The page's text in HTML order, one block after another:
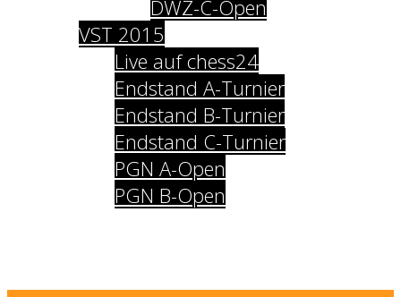
DWZ-C-Open
VST 2015
Live auf chess24
Endstand A-Turnier
Endstand B-Turnier
Endstand C-Turnier
PGN A-Open
PGN B-Open